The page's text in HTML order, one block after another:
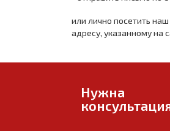
или лично посетить
адресу, указанному на
Нужна